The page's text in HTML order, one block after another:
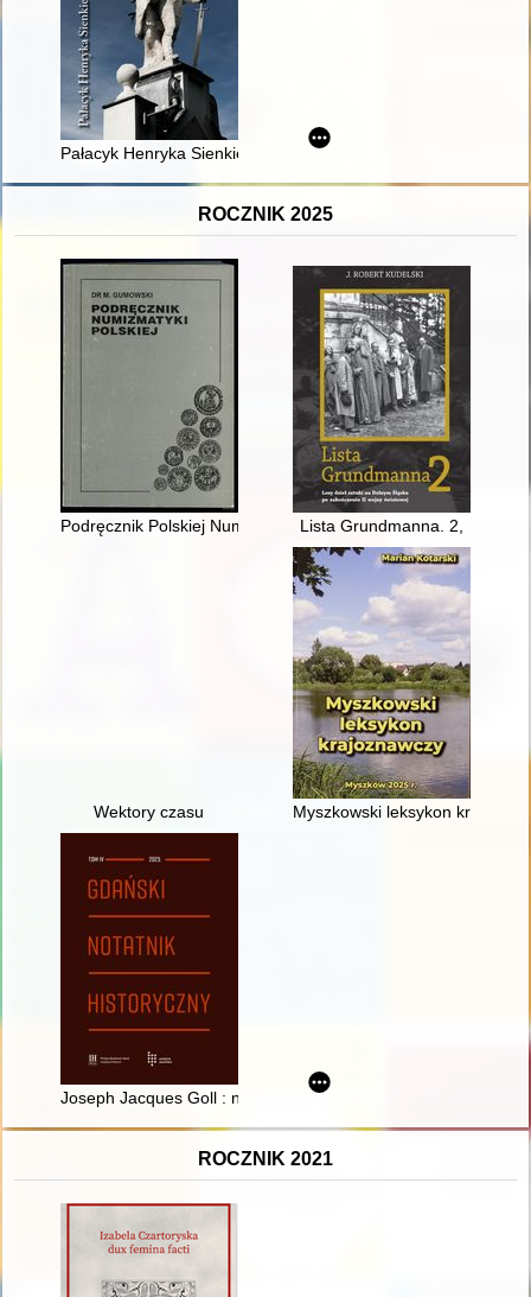
Pałacyk Henryka Sienkiewicza w Oblęgorku
ROCZNIK 2025
Podręcznik Polskiej Numizmatyki : (wyjątki dotyczące
Lista Grundmanna. 2,
Wektory czasu Myszkowski leksykon
Joseph Jacques Goll : nieznany dowódca inżynierów
ROCZNIK 2021